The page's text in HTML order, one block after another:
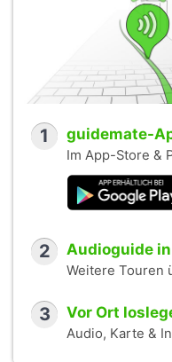
1 guidemate-
Im App-Store &
2 Audioguide
Weitere Touren
3 Vor Ort
Audio, Karte &